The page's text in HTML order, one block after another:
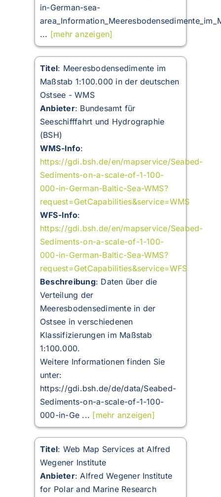
in-German-sea-
... [mehr anzeigen]
Titel: Meeresbodensedimente im
Maßstab 1:100.000 in der deutschen
Ostsee - WMS
Anbieter: Bundesamt für
Seeschifffahrt und Hydrographie
(BSH)
WMS-Info:
https://gdi.bsh.de/en/mapservice/Seabed-
Sediments-on-a-scale-of-1-100-
000-in-German-Baltic-Sea-WMS?
request=GetCapabilities&service=WMS
WFS-Info:
https://gdi.bsh.de/en/mapservice/Seabed-
Sediments-on-a-scale-of-1-100-
000-in-German-Baltic-Sea-WMS?
request=GetCapabilities&service=WFS
Beschreibung: Daten über die
Verteilung der
Meeresbodensedimente in der
Ostsee in verschiedenen
Klassifizierungen im Maßstab
1:100.000.
Weitere Informationen finden Sie
unter:
https://gdi.bsh.de/de/data/Seabed-
Sediments-on-a-scale-of-1-100-
000-in-Ge ... [mehr anzeigen]
Titel: Web Map Services at Alfred
Wegener Institute
Anbieter: Alfred Wegener Institute
for Polar and Marine Research